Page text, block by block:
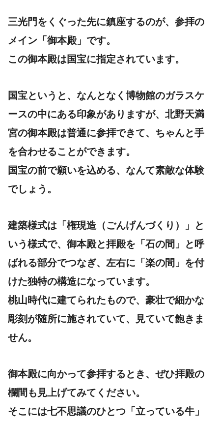
三光門をくぐった先に鎮座するのが、参拝の
メイン「御本殿」です。
この御本殿は 国宝に指定されています。
国宝というと、なんとなく博物館のガラスケ
ースの中にある印象がありますが、北野天満
宮の御本殿は普通に参拝できて、ちゃんと手
を合わせることができます。
国宝の前で願いを込める、なんて素敵な体験
でしょう。
建築様式は「権現造（ごんげんづくり）」と
いう様式で、御本殿と拝殿を「石の間」と呼
ばれる部分でつなぎ、左右に「楽の間」を付
けた独特の構造になっています。
桃山時代に建てられたもので、豪壮で細かな
彫刻が随所に施されていて、見ていて飽きま
せん。
御本殿に向かって参拝するとき、ぜひ拝殿の
欄間も見上げてみてください。
そこには七不思議のひとつ「立っている牛」